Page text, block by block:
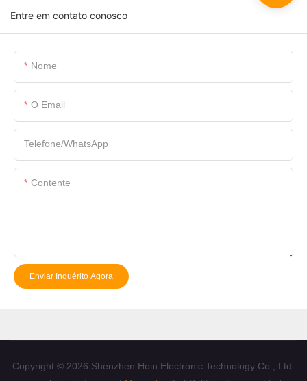
Entre em contato conosco
Nome
O Email
Telefone/WhatsApp
Contente
Enviar Inquérito Agora
Copyright © 2026 Shenzhen Hoin Electronic Technology Co., Ltd.